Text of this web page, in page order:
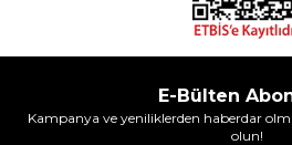
E-Bülten
Kampanya ve yeniliklerden haberdar
olun!